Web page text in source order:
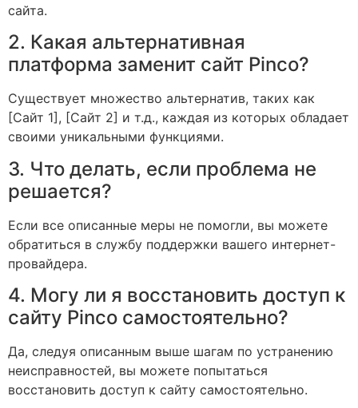
сайта.
2. Какая альтернативная
платформа заменит сайт Pinco?
Существует множество альтернатив, таких как
[Сайт 1], [Сайт 2] и т.д., каждая из которых обладает
своими уникальными функциями.
3. Что делать, если проблема не
решается?
Если все описанные меры не помогли, вы можете
обратиться в службу поддержки вашего интернет-
провайдера.
4. Могу ли я восстановить доступ к
сайту Pinco самостоятельно?
Да, следуя описанным выше шагам по устранению
неисправностей, вы можете попытаться
восстановить доступ к сайту самостоятельно.